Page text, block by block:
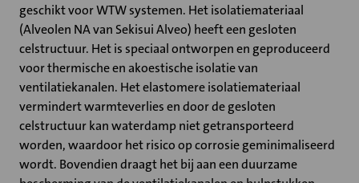
geschikt voor WTW systemen. Het isolatiemateriaal
(Alveolen NA van Sekisui Alveo) heeft een gesloten
celstructuur. Het is speciaal ontworpen en geproduceerd
voor thermische en akoestische isolatie van
ventilatiekanalen. Het elastomere isolatiemateriaal
vermindert warmteverlies en door de gesloten
celstructuur kan waterdamp niet getransporteerd
worden, waardoor het risico op corrosie geminimaliseerd
wordt. Bovendien draagt het bij aan een duurzame